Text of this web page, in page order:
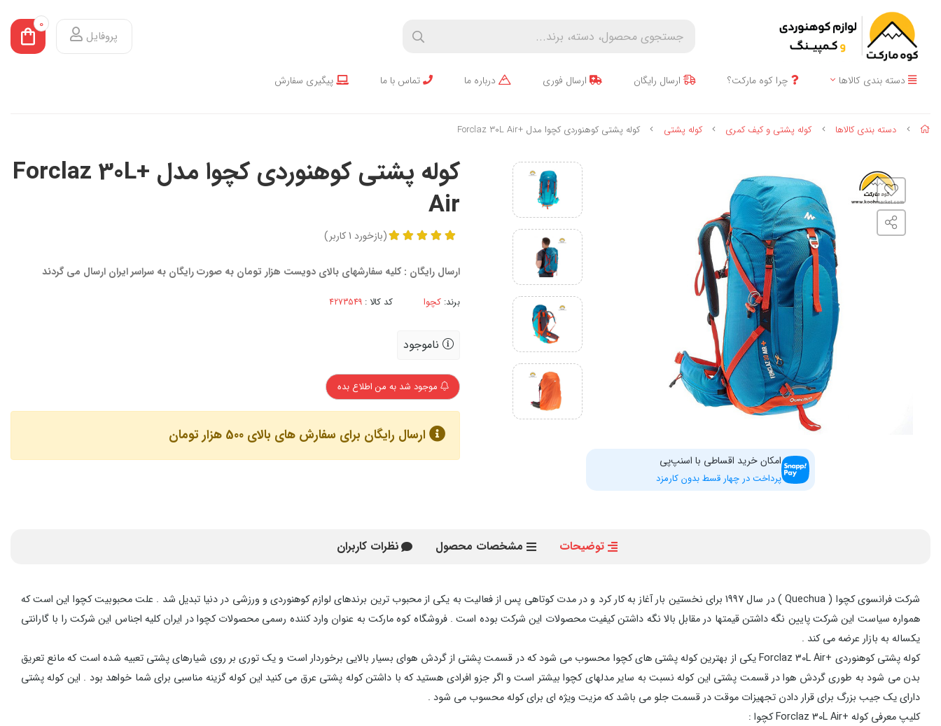
پروفایل
0
دسته بندی کالاها چرا کوه مارکت؟ ارسال رایگان ارسال فوری درباره ما تماس با ما پیگیری سفارش
دسته بندی کالاها کوله پشتی و کیف کمری کوله پشتی کوله پشتی کوهنوردی کچوا مدل +Forclaz 30L Air
امکان خرید اقساطی با اسنپ‌پی
پرداخت در چهار قسط بدون کارمزد
کوله پشتی کوهنوردی کچوا مدل +Forclaz 30L
Air
(بازخورد کاربر)
ارسال رایگان : کلیه سفارشهای بالای دویست هزار تومان به صورت رایگان به سراسر ایران ارسال می گردند
برند: کچوا کد کالا :
ناموجود
موجود شد به من اطلاع بده
ارسال رایگان برای سفارش های بالای 500 هزار تومان
توضیحات مشخصات محصول نظرات کاربران
شرکت فرانسوی کچوا ( Quechua ) در سال 1997 برای نخستین بار آغاز به کار کرد و در مدت کوتاهی پس از فعالیت به یکی از محبوب ترین برندهای لوازم کوهنوردی و ورزشی در دنیا تبدیل شد . علت محبوبیت کچوا این است که
همواره سیاست این شرکت پایین نگه داشتن قیمتها در مقابل بالا نگه داشتن کیفیت محصولات این شرکت بوده است . فروشگاه کوه مارکت به عنوان وارد کننده رسمی محصولات کچوا در ایران کلیه اجناس این شرکت را با گارانتی
یکساله به بازار عرضه می کند .
کوله پشتی کوهنوردی +Forclaz 30L Air یکی از بهترین کوله پشتی های کچوا محسوب می شود که در قسمت پشتی از گردش هوای بسیار بالایی برخوردار است و یک توری بر روی شیارهای پشتی تعبیه شده است که مانع تعریق
بدن می شود به طوری گردش هوا در قسمت پشتی این کوله نسبت به سایر مدلهای کچوا بیشتر است و اگر جزو افرادی هستید که با داشتن کوله پشتی عرق می کنید این کوله گزینه مناسبی برای شما خواهد بود . این کوله پشتی
دارای یک جیب بزرگ برای قرار دادن تجهیزات موقت در قسمت جلو می باشد که مزیت ویژه ای برای کوله محسوب می شود .
کلیپ معرفی کوله +Forclaz 30L Air کچوا :